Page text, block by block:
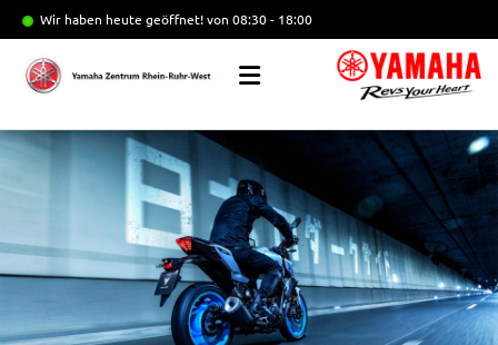
Wir haben heute geöffnet!von 08:30 - 18:00